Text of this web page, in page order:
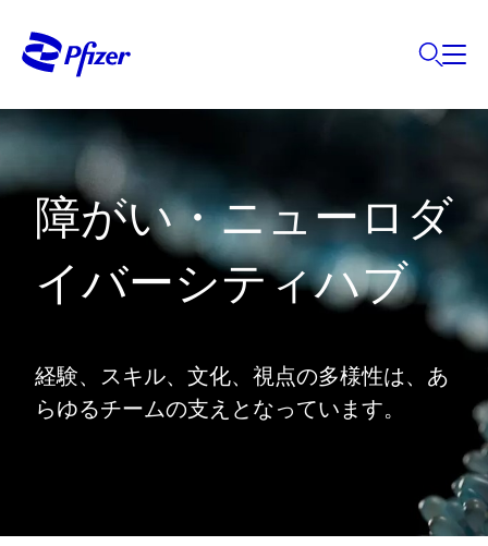
障がい・ニューロダ
イバーシティハブ
経験、スキル、文化、視点の多様性は、あ
らゆるチームの支えとなっています。